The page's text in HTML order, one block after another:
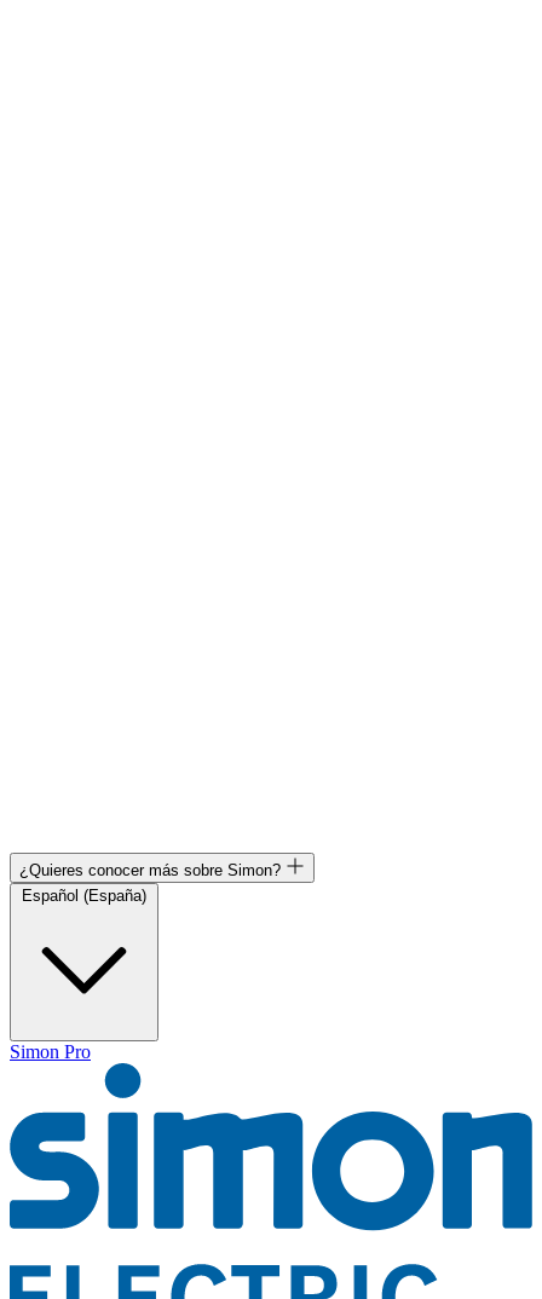
¿Quieres conocer más sobre Simon?
Simon Pro